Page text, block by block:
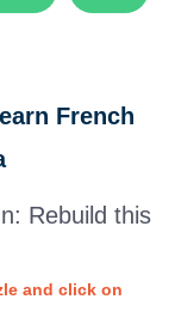
French
Rebuild this
and click on